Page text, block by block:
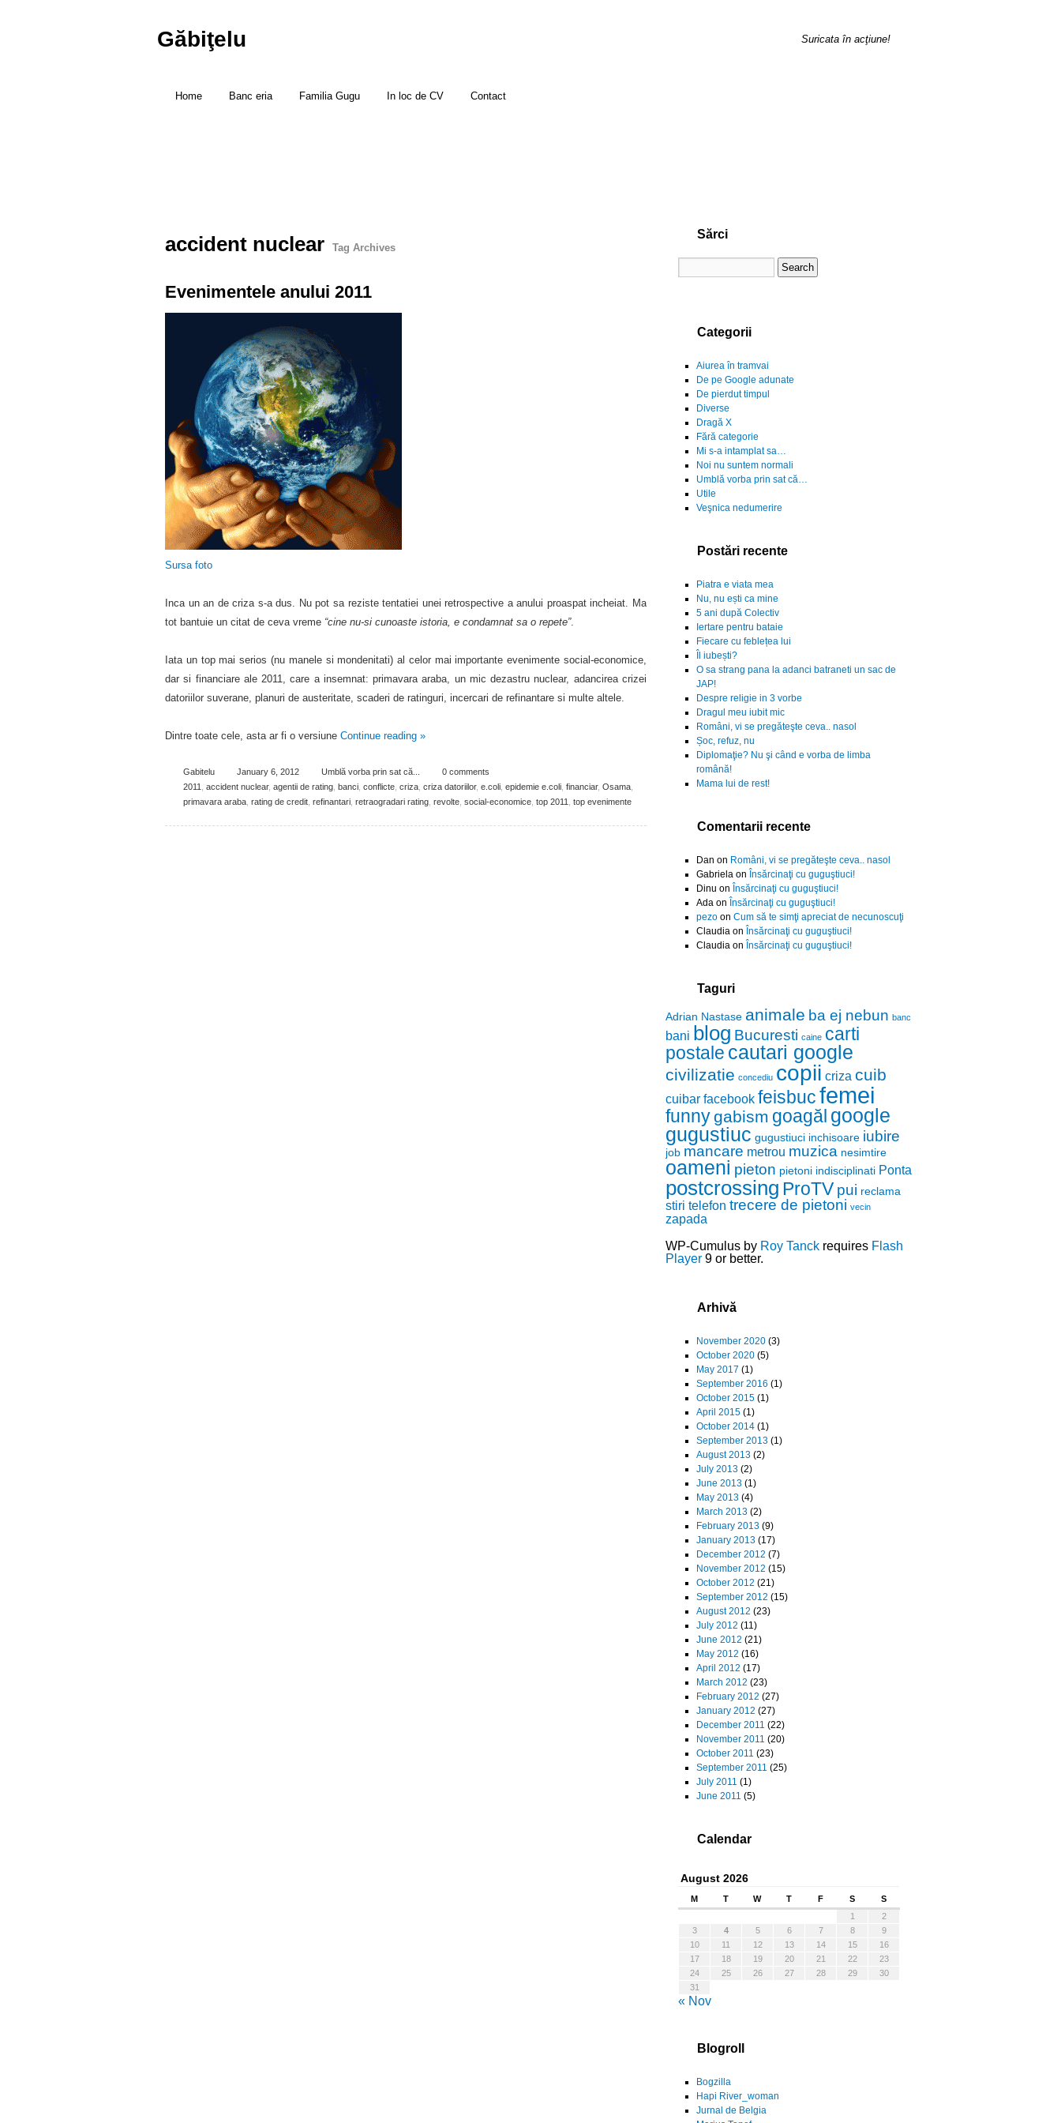
Găbiţelu Suricata în acţiune!
Home Banc eria Familia Gugu In loc de CV Contact
accident nuclear Tag Archives
Evenimentele anului 2011
Sursa foto
Inca un an de criza s-a dus. Nu pot sa reziste tentatiei unei retrospective a anului proaspat incheiat. Ma
tot bantuie un citat de ceva vreme “cine nu-si cunoaste istoria, e condamnat sa o repete”.
Iata un top mai serios (nu manele si mondenitati) al celor mai importante evenimente social-economice,
dar si financiare ale 2011, care a insemnat: primavara araba, un mic dezastru nuclear, adancirea crizei
datoriilor suverane, planuri de austeritate, scaderi de ratinguri, incercari de refinantare si multe altele.
Dintre toate cele, asta ar fi o versiune Continue reading »
Gabitelu January 6, 2012 Umblă vorba prin sat că...
0 comments
2011
accident nuclear, agentii de rating banci conflicte criza criza datoriilor, e.coli epidemie e.coli financiar, Osama
primavara araba rating de credit refinantari retraogradari rating revolte social-economice top 2011 top evenimente
Sărci
Categorii
Aiurea în tramvai
De pe Google adunate
De pierdut timpul
Diverse
Dragă X
Fără categorie
Mi s-a intamplat sa…
Noi nu suntem normali
Umblă vorba prin sat că…
Utile
Veşnica nedumerire
Postări recente
Piatra e viata mea
Nu, nu ești ca mine
5 ani după Colectiv
Iertare pentru bataie
Fiecare cu feblețea lui
Îl iubești?
O sa strang pana la adanci batraneti un sac de
JAP!
Despre religie in 3 vorbe
Dragul meu iubit mic
Români, vi se pregăteşte ceva.. nasol
Șoc, refuz, nu
Diplomaţie? Nu şi când e vorba de limba
română!
Mama lui de rest!
Comentarii recente
Dan on Români, vi se pregăteşte ceva.. nasol
Gabrielaon Însărcinaţi cu guguştiuci!
Dinu on Însărcinaţi cu guguştiuci!
Adaon Însărcinaţi cu guguştiuci!
pezoon Cum să te simţi apreciat de necunoscuţi
Claudiaon Însărcinaţi cu guguştiuci!
Claudiaon Însărcinaţi cu guguştiuci!
Taguri
Adrian Nastase animale ba ej nebun banc
bani blog Bucuresti caine carti
postale cautari google
civilizatie concediu copii criza cuib
cuibar facebook feisbucfemei
funnygabism goagăl google
gugustiuc gugustiuci inchisoare iubire
job mancare metrou muzica nesimtire
oameni pieton pietoni indisciplinati Ponta
postcrossing ProTV pui reclama
stiri telefon trecere de pietoni vecin
zapada
WP-Cumulus by Roy Tanck requires Flash
Player 9 or better.
Arhivă
November 2020(3)
October 2020(5)
May 2017 (1)
September 2016 (1)
October 2015(1)
April 2015(1)
October 2014(1)
September 2013(1)
August 2013(2)
July 2013(2)
June 2013(1)
May 2013(4)
March 2013(2)
February 2013(9)
January 2013(17)
December 2012 (7)
November 2012 (15)
October 2012 (21)
September 2012 (15)
August 2012 (23)
July 2012 (11)
June 2012 (21)
May 2012 (16)
April 2012 (17)
March 2012 (23)
February 2012 (27)
January 2012 (27)
December 2011 (22)
November 2011 (20)
October 2011 (23)
September 2011 (25)
July 2011 (1)
June 2011 (5)
Calendar
August 2026
M T W T F S
S
1
2
3
4 5 6 7 8
9
10
11 12 13 14 15
16
17
18 19 20 21 22
23
24
25 26 27 28 29
30
31
« Nov
Blogroll
Bogzilla
Hapi River_woman
Jurnal de Belgia